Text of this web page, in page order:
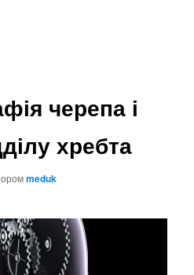
черепа і
хребта
meduk